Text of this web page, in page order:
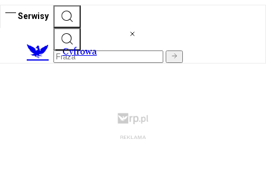
Serwisy
Cyfrowa